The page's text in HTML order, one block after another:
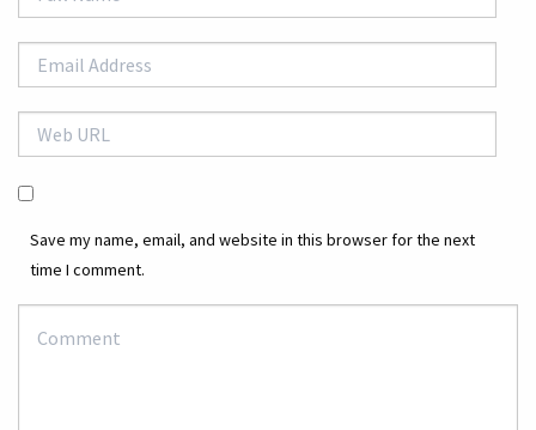
Save my name, email, and website in this browser for the next
time I comment.